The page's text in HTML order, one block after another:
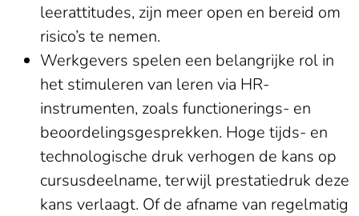
leerattitudes, zijn meer open en bereid om
risico’s te nemen.
Werkgevers spelen een belangrijke rol in
het stimuleren van leren via HR-
instrumenten, zoals functionerings- en
beoordelingsgesprekken. Hoge tijds- en
technologische druk verhogen de kans op
cursusdeelname, terwijl prestatiedruk deze
kans verlaagt. Of de afname van regelmatig